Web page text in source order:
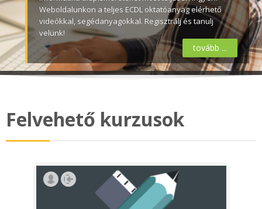
Weboldalunkon a teljes ECDL oktatóanyag elérhető
videókkal, segédanyagokkal. Regisztrálj és tanulj
velünk!
tovább ...
Felvehető kurzusok